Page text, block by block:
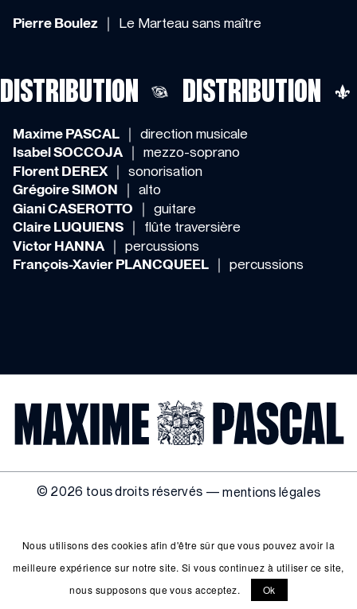
Pierre Boulez ｜ Le Marteau sans maître
DISTRIBUTION DISTRIBUTION
Maxime PASCAL ｜ direction musicale
Isabel SOCCOJA｜ mezzo-soprano
Florent DEREX ｜ sonorisation
Grégoire SIMON ｜ alto
Giani CASEROTTO ｜ guitare
Claire LUQUIENS ｜ flûte traversière
Victor HANNA ｜ percussions
François-Xavier PLANCQUEEL ｜ percussions
© 2026 tous droits réservés —mentions légales
Nous utilisons des cookies afin d'être sûr que vous pouvez avoir la
meilleure expérience sur notre site. Si vous continuez à utiliser ce site,
nous supposons que vous acceptez.
Ok